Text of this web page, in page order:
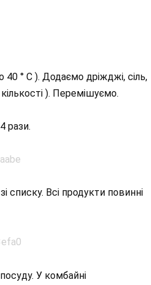
40 ° С ). Додаємо дріжджі, сіль,
). Перемішуємо.
рази.
списку. Всі продукти повинні
У комбайні